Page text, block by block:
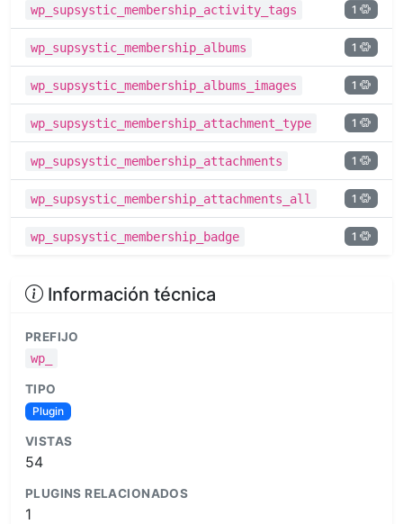
wp_supsystic_membership_activity_tags 1
wp_supsystic_membership_albums 1
wp_supsystic_membership_albums_images 1
wp_supsystic_membership_attachment_type 1
wp_supsystic_membership_attachments 1
wp_supsystic_membership_attachments_all 1
wp_supsystic_membership_badge 1
Información técnica
PREFIJO
wp_
TIPO
Plugin
VISTAS
54
PLUGINS RELACIONADOS
1